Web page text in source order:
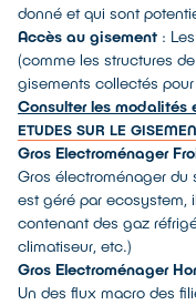
donné et qui sont
Accès au gisement :
(comme les structures
gisements collectés
Consulter les modalités
ETUDES SUR LE
Gros Electroménager
Gros électroménager du
est géré par ecosystem,
contenant des gaz
climatiseur, etc.)
Gros Electroménager
Un des flux macro des